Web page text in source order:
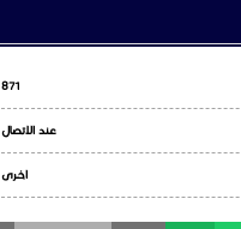
871
عند الاتصال
اخـرى